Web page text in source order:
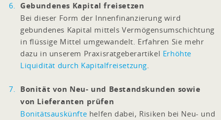
Gebundenes Kapital freisetzen
Bei dieser Form der Innenfinanzierung wird
gebundenes Kapital mittels Vermögensumschichtung
in flüssige Mittel umgewandelt. Erfahren Sie mehr
dazu in unserem Praxisratgeberartikel Erhöhte
Liquidität durch Kapitalfreisetzung.
Bonität von Neu- und Bestandskunden sowie
von Lieferanten prüfen
Bonitätsauskünfte helfen dabei, Risiken bei Neu- und